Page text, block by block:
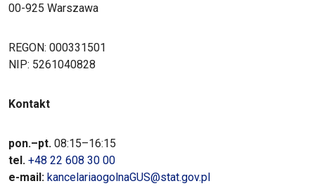
00-925 Warszawa
REGON: 000331501
NIP: 5261040828
Kontakt
pon.–pt. 08:15–16:15
tel. +48 22 608 30 00
e-mail: kancelariaogolnaGUS@stat.gov.pl